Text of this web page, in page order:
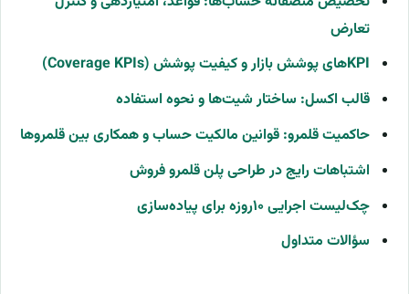
تعارض
KPIهای پوشش بازار و کیفیت پوشش (Coverage KPIs)
قالب اکسل: ساختار شیت‌ها و نحوه استفاده
حاکمیت قلمرو: قوانین مالکیت حساب و همکاری بین قلمروها
اشتباهات رایج در طراحی پلن قلمرو فروش
چک‌لیست اجرایی ۱۰روزه برای پیاده‌سازی
سؤالات متداول